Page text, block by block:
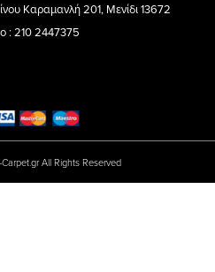
Καραμανλή 201, Μενίδι 13672
: 210 2447375
All Rights Reserved